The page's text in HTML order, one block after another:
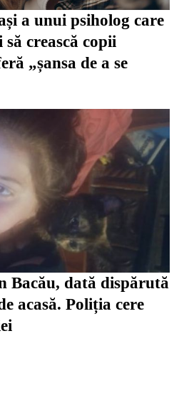
a unui psiholog care
crească copii
„șansa de a se
Bacău, dată dispărută
acasă. Poliția cere